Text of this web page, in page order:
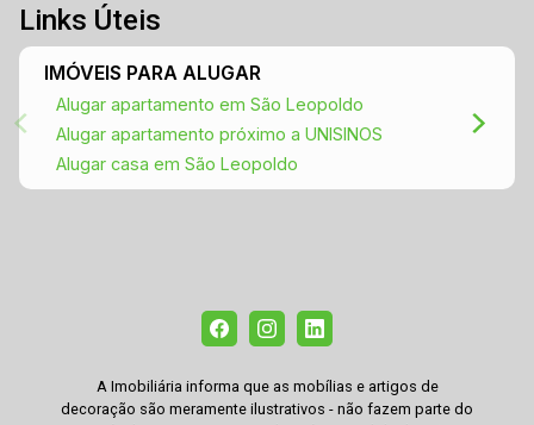
Links Úteis
IMÓVEIS PARA ALUGAR
Alugar apartamento em São Leopoldo
Alugar apartamento próximo a UNISINOS
Alugar casa em São Leopoldo
A Imobiliária informa que as mobílias e artigos de
decoração são meramente ilustrativos - não fazem parte do